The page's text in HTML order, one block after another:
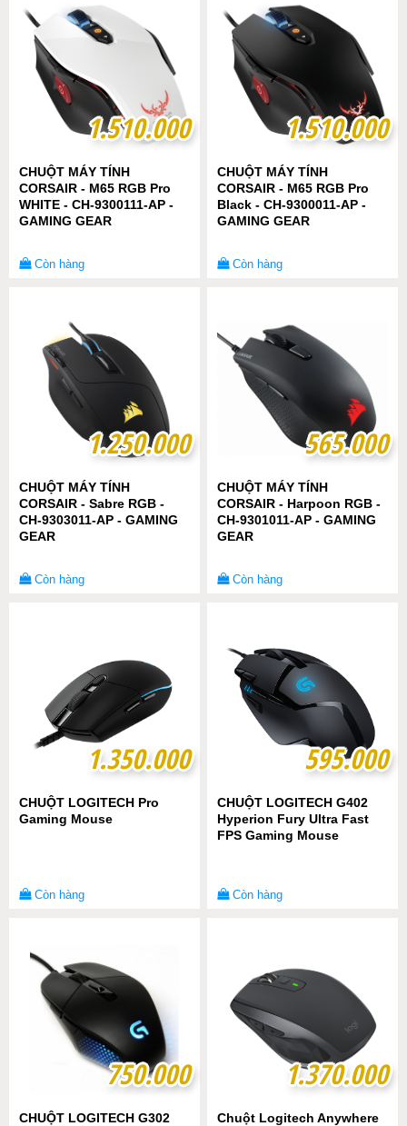
1.510.000
1.510.000
CHUỘT MÁY TÍNH
CORSAIR - M65 RGB Pro
WHITE - CH-9300111-AP -
GAMING GEAR
Còn hàng
1.510.000
1.510.000
CHUỘT MÁY TÍNH
CORSAIR - M65 RGB Pro
Black - CH-9300011-AP -
GAMING GEAR
Còn hàng
1.250.000
1.250.000
CHUỘT MÁY TÍNH
CORSAIR - Sabre RGB -
CH-9303011-AP - GAMING
GEAR
Còn hàng
565.000
565.000
CHUỘT MÁY TÍNH
CORSAIR - Harpoon RGB -
CH-9301011-AP - GAMING
GEAR
Còn hàng
1.350.000
1.350.000
CHUỘT LOGITECH Pro
Gaming Mouse
Còn hàng
595.000
595.000
CHUỘT LOGITECH G402
Hyperion Fury Ultra Fast
FPS Gaming Mouse
Còn hàng
750.000
750.000
CHUỘT LOGITECH G302
1.370.000
1.370.000
Chuột Logitech Anywhere